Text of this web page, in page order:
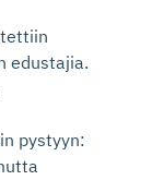
edustajia.
pystyyn: